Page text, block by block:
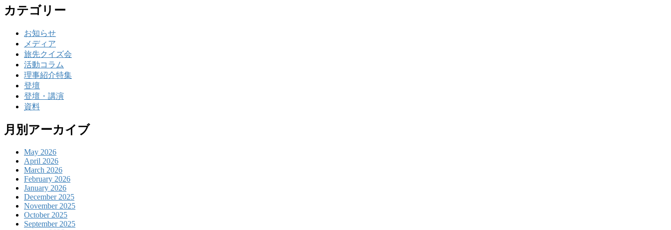
カテゴリー
お知らせ
メディア
旅先クイズ会
活動コラム
理事紹介特集
登壇
登壇・講演
資料
月別アーカイブ
May 2026
April 2026
March 2026
February 2026
January 2026
December 2025
November 2025
October 2025
September 2025